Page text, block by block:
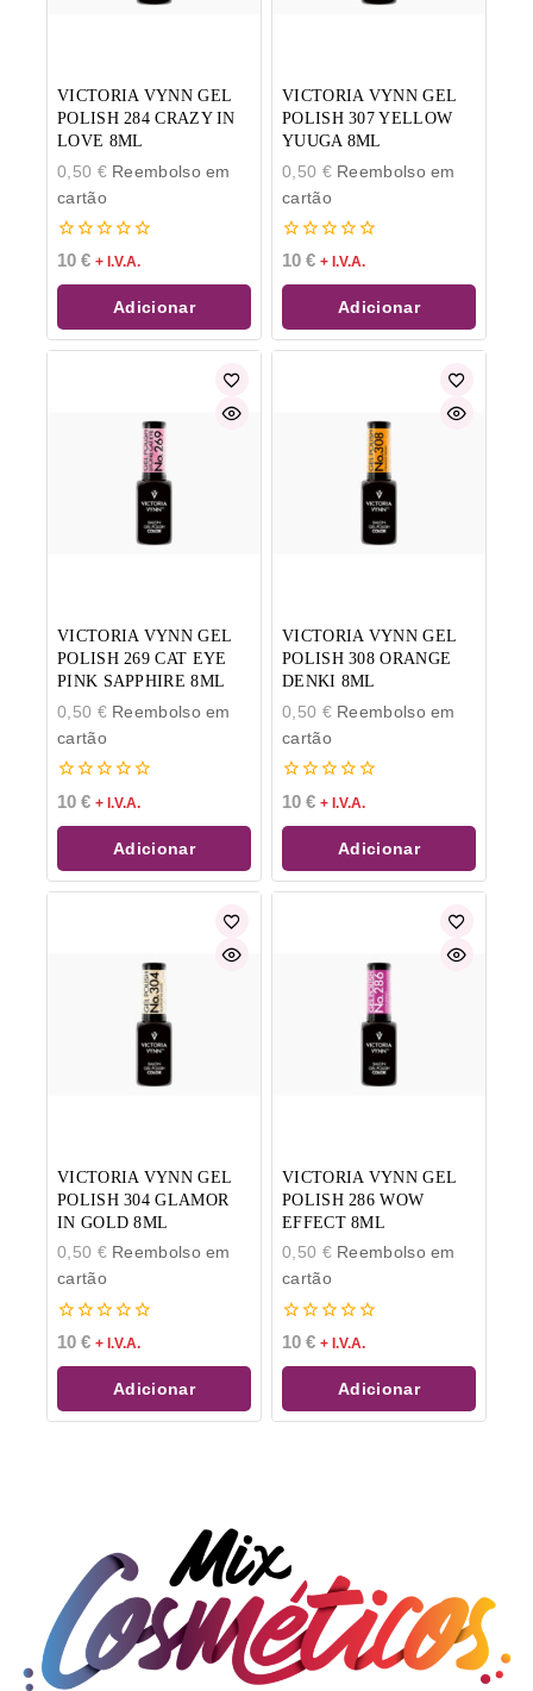
VICTORIA VYNN GEL
POLISH 284 CRAZY IN
LOVE 8ML
0,50 €Reembolso em
cartão
0
de
5
10 € + I.V.A.
Adicionar
VICTORIA VYNN GEL
POLISH 307 YELLOW
YUUGA 8ML
0,50 €Reembolso em
cartão
0
de
5
10 € + I.V.A.
Adicionar
VICTORIA VYNN GEL
POLISH 269 CAT EYE
PINK SAPPHIRE 8ML
0,50 €Reembolso em
cartão
0
de
5
10 € + I.V.A.
Adicionar
VICTORIA VYNN GEL
POLISH 308 ORANGE
DENKI 8ML
0,50 €Reembolso em
cartão
0
de
5
10 € + I.V.A.
Adicionar
VICTORIA VYNN GEL
POLISH 304 GLAMOR
IN GOLD 8ML
0,50 €Reembolso em
cartão
0
de
5
10 € + I.V.A.
Adicionar
VICTORIA VYNN GEL
POLISH 286 WOW
EFFECT 8ML
0,50 €Reembolso em
cartão
0
de
5
10 € + I.V.A.
Adicionar